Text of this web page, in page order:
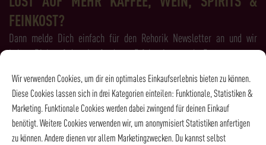
Wir verwenden Cookies, um dir ein optimales Einkaufserlebnis bieten zu können.
Diese Cookies lassen sich in drei Kategorien einteilen: Funktionale, Statistiken &
Marketing. Funktionale Cookies werden dabei zwingend für deinen Einkauf
benötigt. Weitere Cookies verwenden wir, um anonymisiert Statistiken anfertigen
zu können. Andere dienen vor allem Marketingzwecken. Du kannst selbst
FEINKOST?
Dann melde Dich einfach für den Rehorik Newsletter an und wir
halten Dich auf dem Laufenden - Erfahre immer als Erstes, was es